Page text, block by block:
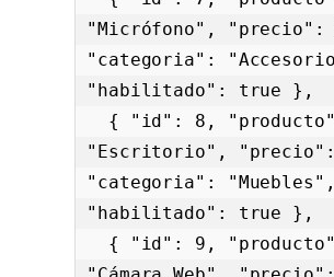
"Micrófono", "precio":
"categoria":
"habilitado": true },
"Escritorio", "precio":
"categoria": "Muebles",
"habilitado": true },